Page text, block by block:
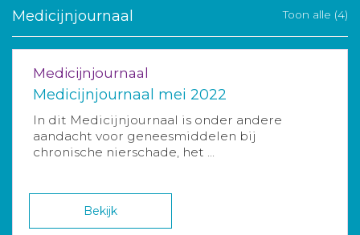
Medicijnjournaal Toon alle (4)
Medicijnjournaal
Medicijnjournaal mei 2022
In dit Medicijnjournaal is onder andere
aandacht voor geneesmiddelen bij
chronische nierschade, het ...
Bekijk